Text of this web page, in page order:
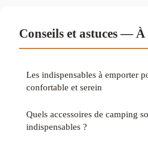
Conseils et astuces —
Les indispensables à emporter
confortable et serein
Quels accessoires de camping
indispensables ?